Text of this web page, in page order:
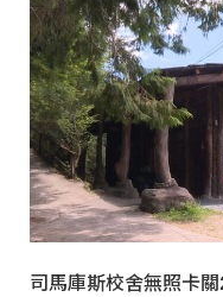
司馬庫斯校舍無照卡